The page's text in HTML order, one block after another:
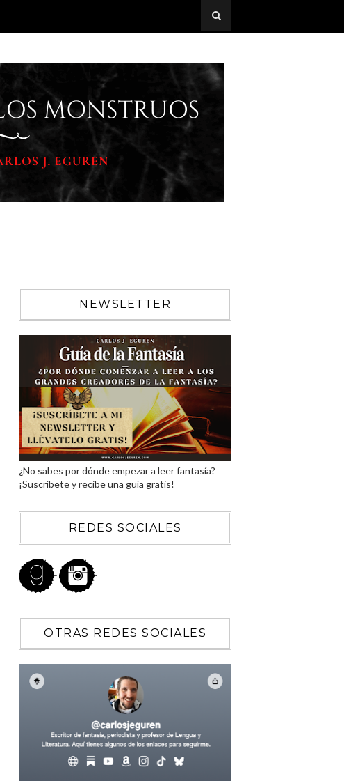
NEWSLETTER
¿No sabes por dónde empezar a leer fantasía?
¡Suscríbete y recibe una guía gratis!
REDES SOCIALES
OTRAS REDES SOCIALES